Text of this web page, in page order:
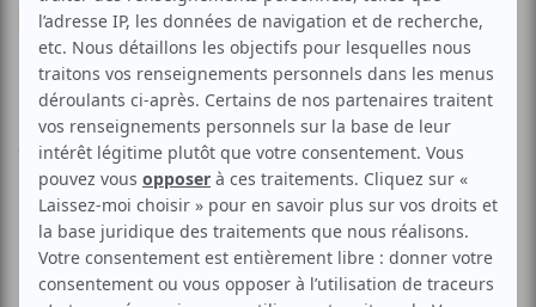
Musique Rap / Hip-Hop
L'Assemblée - Encore
Aucune offre promotionnelle
disponible
Soyez les premiers avisés dès qu'il y aura une offre promo
pour L'Assemblée - Encore:INSCRIVEZ-VOUS